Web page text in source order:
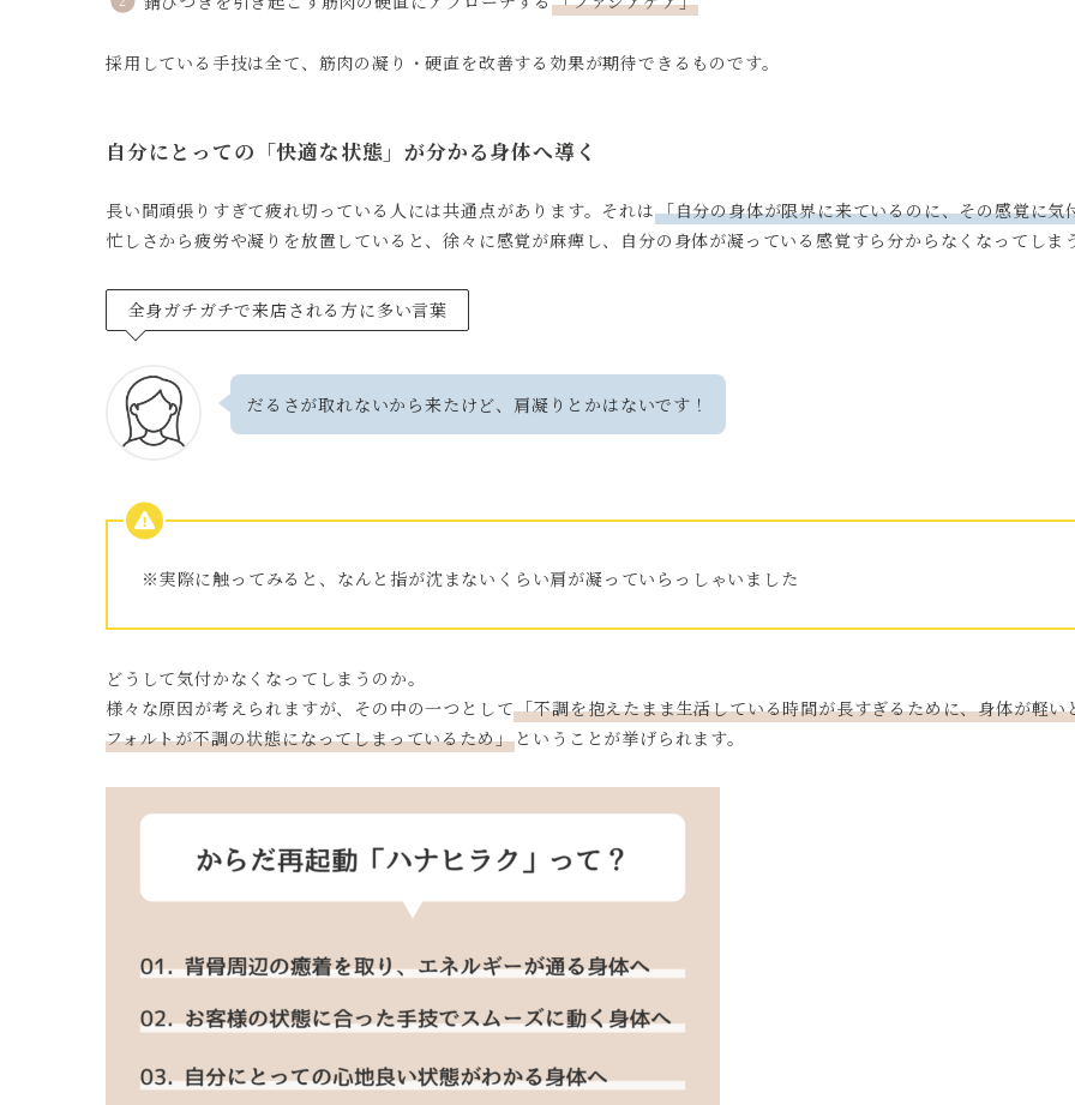
採用している手技は全て、筋肉の凝り・硬直を改善する効果が期待できるものです。
自分にとっての「快適な状態」が分かる身体へ導く
長い間頑張りすぎて疲れ切っている人には共通点があります。それは「自分の身体が限界に来ているのに、その感覚に気
忙しさから疲労や凝りを放置していると、徐々に感覚が麻痺し、自分の身体が凝っている感覚すら分からなくなってしま
全身ガチガチで来店される方に多い言葉
だるさが取れないから来たけど、肩凝りとかはないです！
※実際に触ってみると、なんと指が沈まないくらい肩が凝っていらっしゃいました
どうして気付かなくなってしまうのか。
様々な原因が考えられますが、その中の一つとして「不調を抱えたまま生活している時間が長すぎるために、身体が軽
フォルトが不調の状態になってしまっているため」 ということが挙げられます。